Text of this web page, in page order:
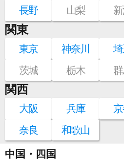
長野
山梨
関東
東京 神奈川
茨城
栃木
関西
大阪 兵庫
奈良
和歌山
中国・四国